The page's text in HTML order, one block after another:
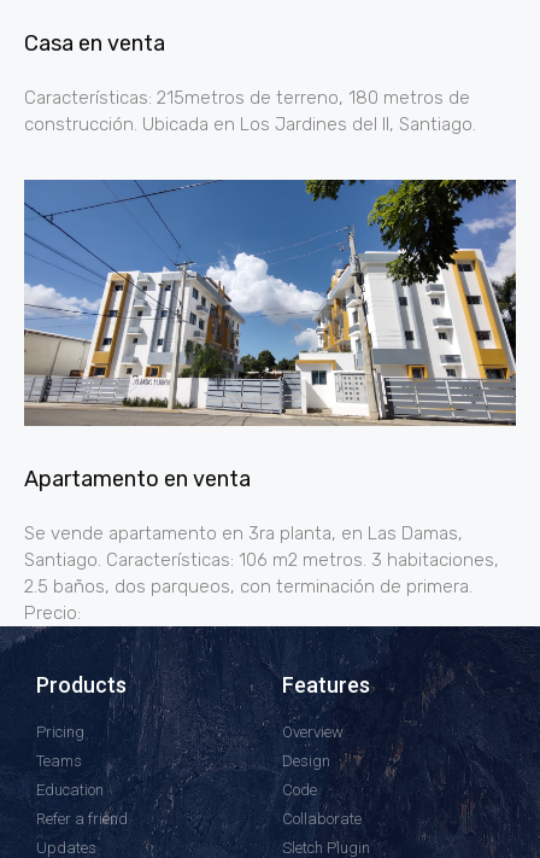
Casa en venta
Características: 215metros de terreno, 180 metros de
construcción. Ubicada en Los Jardines del II, Santiago.
Apartamento en venta
Se vende apartamento en 3ra planta, en Las Damas,
Santiago. Características: 106 m2 metros. 3 habitaciones,
2.5 baños, dos parqueos, con terminación de primera.
Precio:
Products
Pricing
Teams
Education
Refer a friend
Updates
Features
Overview
Design
Code
Collaborate
Sletch Plugin